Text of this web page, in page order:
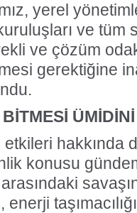
yerel
ve tüm
ve çözüm
gerektiğine
hakkında
konusu